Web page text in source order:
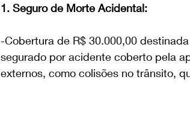
1. Seguro de Morte Acidental:
-Cobertura de R$ 30.000,00
segurado por acidente coberto pela
externos, como colisões no trânsito,